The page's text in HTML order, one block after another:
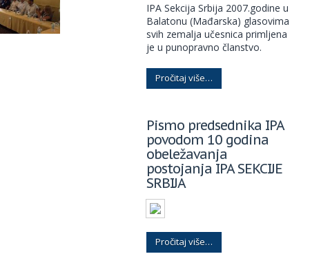
IPA Sekcija Srbija 2007.godine u
Balatonu (Mađarska) glasovima
svih zemalja učesnica primljena
je u punopravno članstvo.
Pročitaj više…
Pismo predsednika IPA
povodom 10 godina
obeležavanja
postojanja IPA SEKCIJE
SRBIJA
Pročitaj više…